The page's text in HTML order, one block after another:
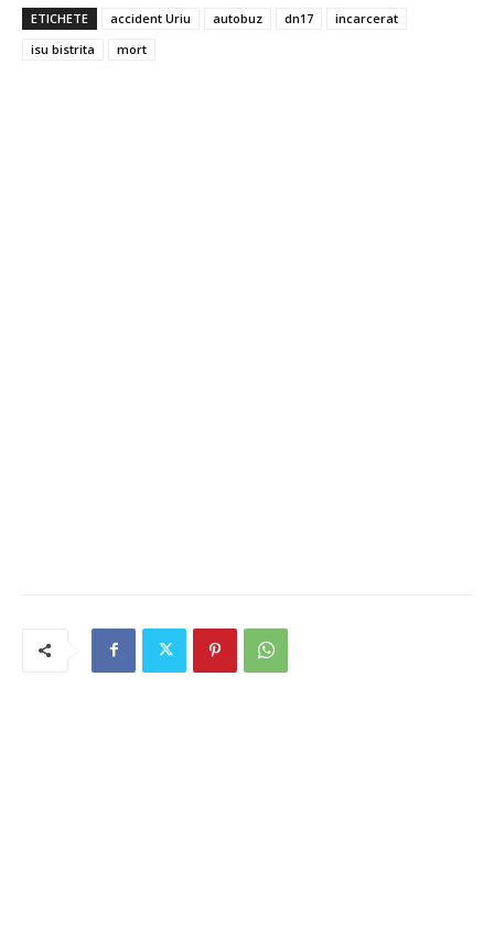
ETICHETE accident Uriu autobuz dn17
incarcerat
isu bistrita
mort